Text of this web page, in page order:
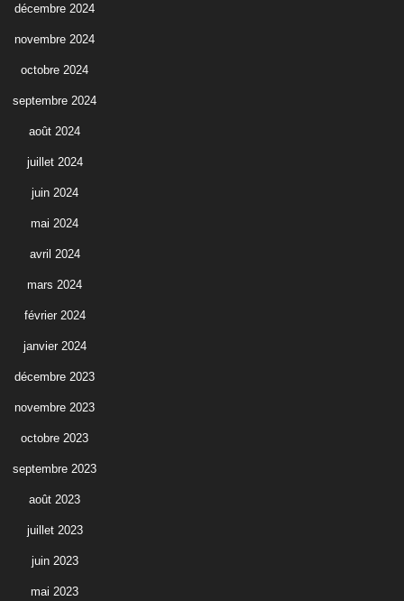
décembre 2024
novembre 2024
octobre 2024
septembre 2024
août 2024
juillet 2024
juin 2024
mai 2024
avril 2024
mars 2024
février 2024
janvier 2024
décembre 2023
novembre 2023
octobre 2023
septembre 2023
août 2023
juillet 2023
juin 2023
mai 2023